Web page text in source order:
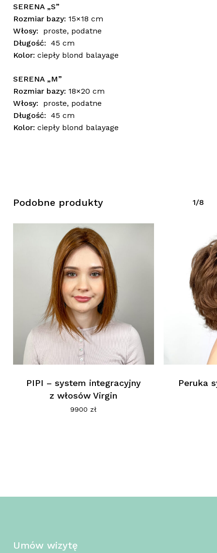
Brak produktów w koszyku.
SERENA „S”
Rozmiar bazy: 15×18 cm
Włosy: proste, podatne
Długość: 45 cm
Kolor: ciepły blond balayage
SERENA „M”
Rozmiar bazy: 18×20 cm
Włosy: proste, podatne
Długość: 45 cm
Kolor: ciepły blond balayage
Podobne produkty 1/8
PIPI – system integracyjny
z włosów Virgin
9900 zł
Peruka
Umów wizytę